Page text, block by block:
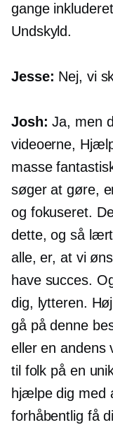
gange
Undskyld.
Jesse: Nej, vi
Josh: Ja, men
videoerne,
masse
søger at gøre,
og fokuseret.
dette, og så
alle, er, at vi
have succes.
dig, lytteren.
gå på denne
eller en
til folk på en
hjælpe dig med
forhåbentlig få